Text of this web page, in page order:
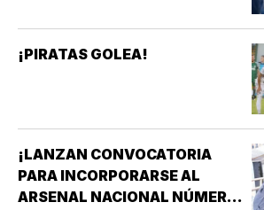
¡PIRATAS GOLEA!
¡LANZAN CONVOCATORIA
PARA INCORPORARSE AL
ARSENAL NACIONAL NÚMERO